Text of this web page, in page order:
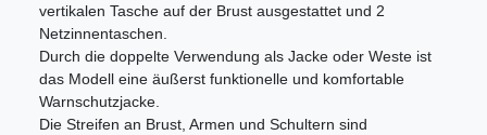
vertikalen Tasche auf der Brust ausgestattet und 2
Netzinnentaschen.
Durch die doppelte Verwendung als Jacke oder Weste ist
das Modell eine äußerst funktionelle und komfortable
Warnschutzjacke.
Die Streifen an Brust, Armen und Schultern sind